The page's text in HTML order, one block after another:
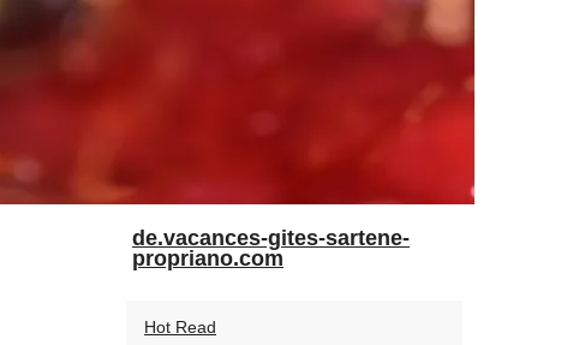
de.vacances-gites-sartene-
propriano.com
Hot Read